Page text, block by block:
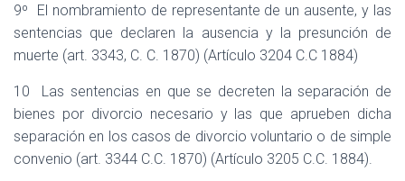
9º
El nombramiento de representante de un ausente, y las
sentencias que declaren la ausencia y la presunción de
muerte (art. 3343, C. C. 1870) (Artículo 3204 C.C 1884)
10
Las sentencias en que se decreten la separación de
bienes por divorcio necesario y las que aprueben dicha
separación en los casos de divorcio voluntario o de simple
convenio (art. 3344 C.C. 1870) (Artículo 3205 C.C. 1884).